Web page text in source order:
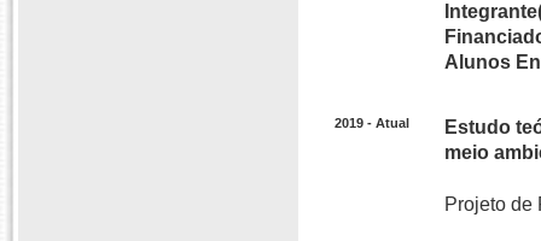
Alunos
2019 - Atual
Estudo
meio
Projeto de